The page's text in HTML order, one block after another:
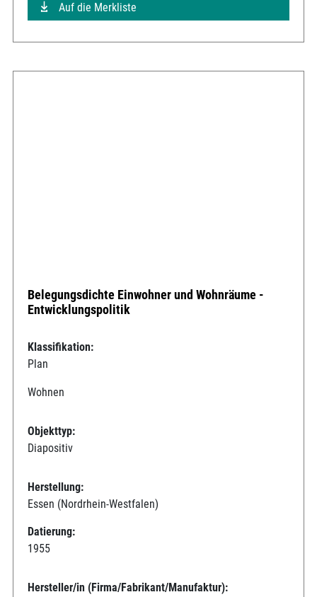
Auf die Merkliste
Belegungsdichte Einwohner und Wohnräume -
Entwicklungspolitik
Klassifikation:
Plan
Wohnen
Objekttyp:
Diapositiv
Herstellung:
Essen (Nordrhein-Westfalen)
Datierung:
1955
Hersteller/in (Firma/Fabrikant/Manufaktur):